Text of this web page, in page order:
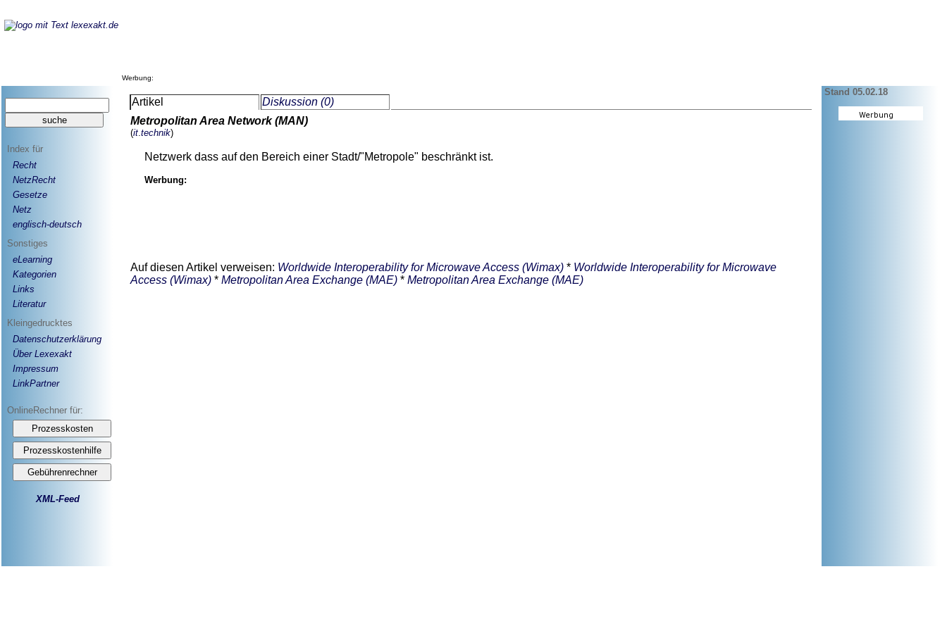
Werbung:
Index für
Recht
NetzRecht
Gesetze
Netz
englisch-deutsch
Sonstiges
eLearning
Kategorien
Links
Literatur
Kleingedrucktes
Datenschutzerklärung
Über Lexexakt
Impressum
LinkPartner
OnlineRechner für:
XML-Feed
Artikel
Diskussion (0)
Metropolitan Area Network (MAN)
(it.technik)
Netzwerk dass auf den Bereich einer Stadt/"Metropole" beschränkt ist.
Werbung:
Auf diesen Artikel verweisen: Worldwide Interoperability for Microwave Access (Wimax) * Worldwide Interoperability for Microwave
Access (Wimax) * Metropolitan Area Exchange (MAE) * Metropolitan Area Exchange (MAE)
Stand 05.02.18